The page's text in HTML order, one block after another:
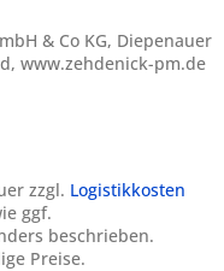
& Co KG, Diepenauer
www.zehdenick-pm.de
zzgl. Logistikkosten
ggf.
beschrieben.
Preise.